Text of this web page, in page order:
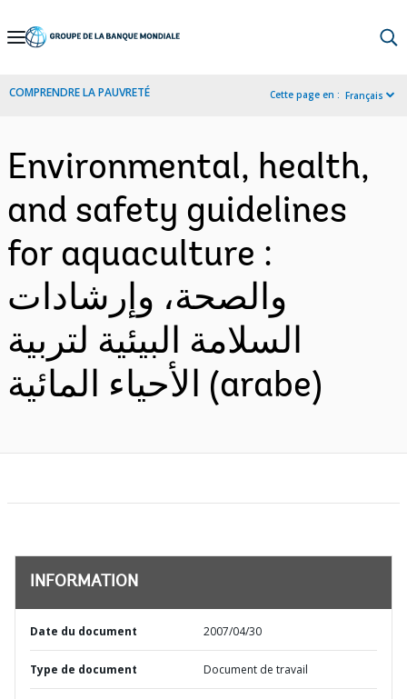
Skip
Navigation
COMPRENDRE LA PAUVRETÉ Cette page en : Français
Environmental, health,
and safety guidelines
for aquaculture :
والصحة، وإرشادات
السلامة البيئية لتربية
الأحياء المائية (arabe)
INFORMATION
Date du document 2007/04/30
Type de document Document de travail